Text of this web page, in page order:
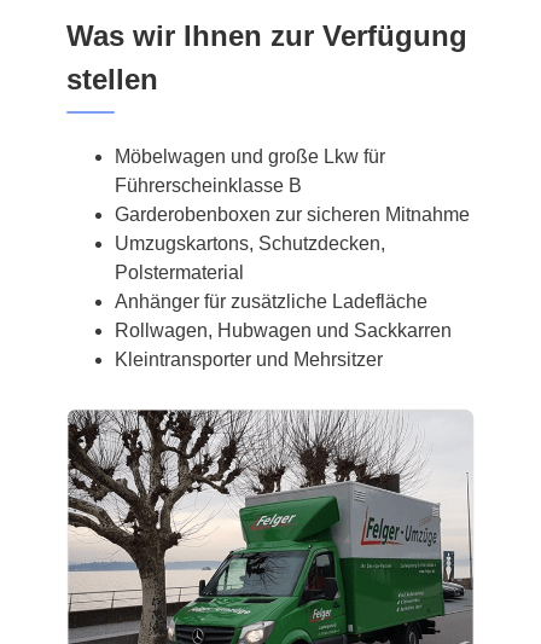
Was wir Ihnen zur Verfügung
stellen
Möbelwagen und große Lkw für
Führerscheinklasse B
Garderobenboxen zur sicheren Mitnahme
Umzugskartons, Schutzdecken,
Polstermaterial
Anhänger für zusätzliche Ladefläche
Rollwagen, Hubwagen und Sackkarren
Kleintransporter und Mehrsitzer